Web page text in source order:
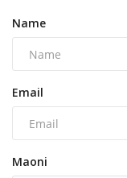
Name
Email
Maoni